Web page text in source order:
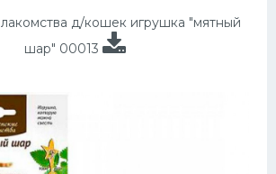
д/кошек игрушка "мятный
шар" 00013